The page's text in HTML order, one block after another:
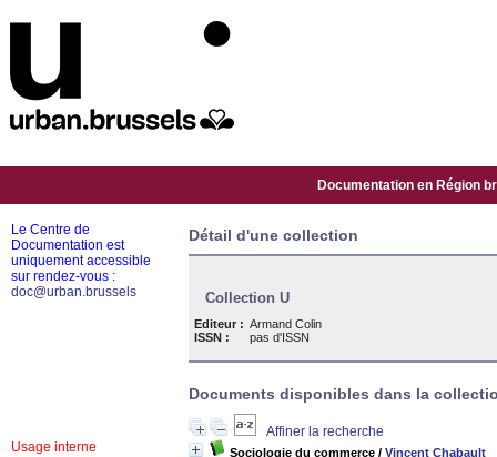
Documentation en Région
Détail d'une collection
Collection U
Editeur : Armand Colin
ISSN :
pas d'ISSN
Documents disponibles dans la
Affiner la recherche
Sociologie du commerce / Vincent Chabault
Le Centre de
Documentation est
uniquement accessible
sur rendez-vous :
doc@urban.brussels
Usage interne